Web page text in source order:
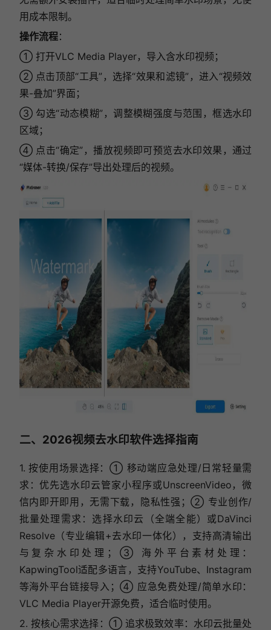
用成本限制。
操作流程：
① 打开VLC Media Player，导入含水印视频；
② 点击顶部“工具”，选择“效果和滤镜”，进入“视频效
果-叠加”界面；
③ 勾选“动态模糊”，调整模糊强度与范围，框选水印
区域；
④ 点击“确定”，播放视频即可预览去水印效果，通过
“媒体-转换/保存”导出处理后的视频。
二、2026视频去水印软件选择指南
1. 按使用场景选择：① 移动端应急处理/日常轻量需
求：优先选水印云管家小程序或UnscreenVideo，微
信内即开即用，无需下载，隐私性强；② 专业创作/
批量处理需求：选择水印云（全端全能）或DaVinci
Resolve（专业编辑+去水印一体化），支持高清输出
与复杂水印处理；③ 海外平台素材处理：
KapwingTool适配多语言，支持YouTube、Instagram
等海外平台链接导入；④ 应急免费处理/简单水印：
VLC Media Player开源免费，适合临时使用。
2. 按核心需求选择：① 追求极致效率：水印云批量处